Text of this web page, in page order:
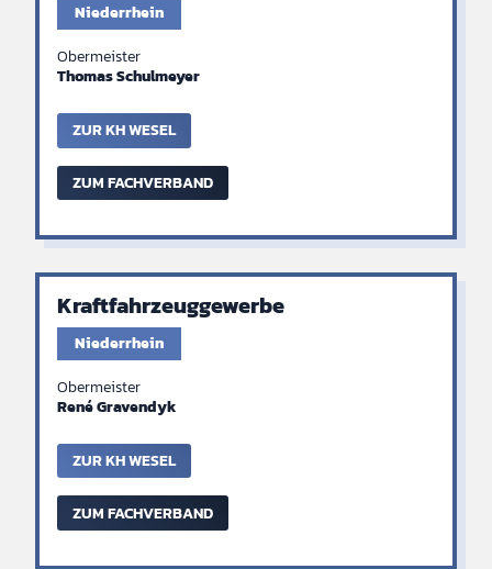
Niederrhein
Obermeister
Thomas Schulmeyer
ZUR KH WESEL
ZUM FACHVERBAND
Kraftfahrzeuggewerbe
Niederrhein
Obermeister
René Gravendyk
ZUR KH WESEL
ZUM FACHVERBAND